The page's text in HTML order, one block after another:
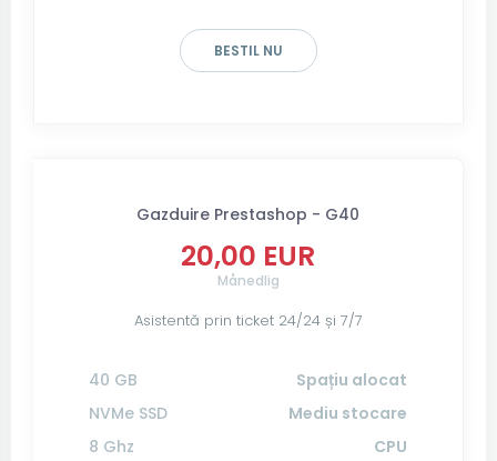
BESTIL NU
Gazduire Prestashop - G40
20,00 EUR
Månedlig
Asistentă prin ticket 24/24 și 7/7
Spațiu alocat
40 GB
Mediu stocare
NVMe SSD
CPU
8 Ghz